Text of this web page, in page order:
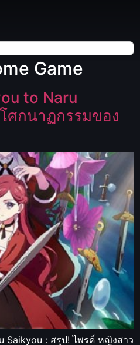
Game
to Naru
ศกนาฏกรรมของ
Saikyou : สรุป! ไพรด์ หญิงสาว